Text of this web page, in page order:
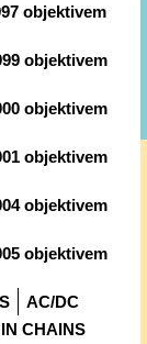
objektivem
objektivem
objektivem
objektivem
objektivem
objektivem
AC/DC
CHAINS